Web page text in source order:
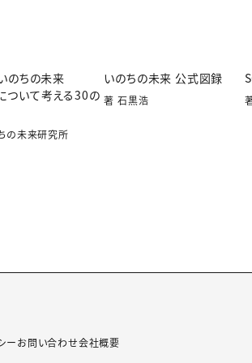
のちの未来
ついて考える30の
の未来研究所
いのちの未来 公式図録
著 石黒浩
ーお問い合わせ会社概要